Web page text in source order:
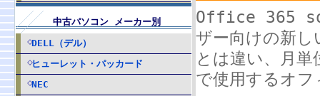
中古パソコン メーカー別
DELL（デル）
ヒューレット・パッカード
NEC
Office 365
ザー向けの新
とは違い、月
で使用するオ